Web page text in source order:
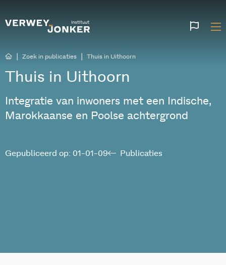
Zoek in publicaties Thuis in Uithoorn
Thuis in Uithoorn
Integratie van inwoners met een Indische,
Marokkaanse en Poolse achtergrond
Publicaties
Gepubliceerd op: 01-01-09